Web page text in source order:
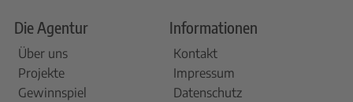
Die Agentur
Über uns
Projekte
Gewinnspiel
Informationen
Kontakt
Impressum
Datenschutz